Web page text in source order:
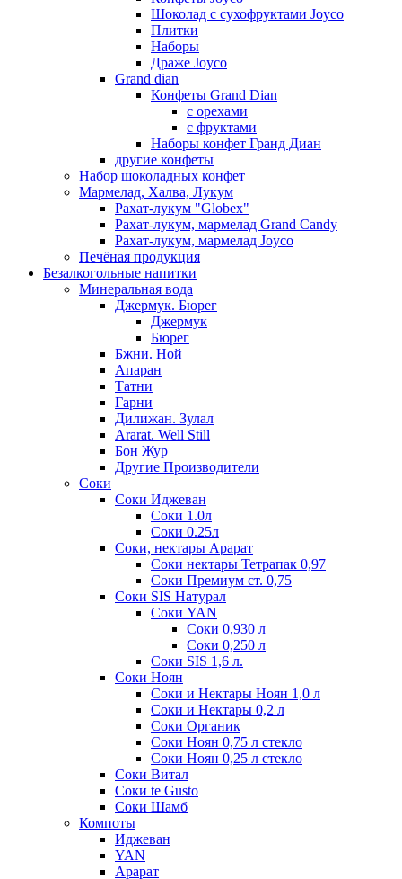
Шоколад с сухофруктами Joyco
Плитки
Наборы
Драже Joyco
Grand dian
Конфеты Grand Dian
с орехами
с фруктами
Наборы конфет Гранд Диан
другие конфеты
Набор шоколадных конфет
Мармелад, Халва, Лукум
Рахат-лукум "Globex"
Рахат-лукум, мармелад Grand Candy
Рахат-лукум, мармелад Joyco
Печёная продукция
Безалкогольные напитки
Минеральная вода
Джермук. Бюрег
Джермук
Бюрег
Бжни. Ной
Апаран
Татни
Гарни
Дилижан. Зулал
Ararat. Well Still
Бон Жур
Другие Производители
Соки
Соки Иджеван
Соки 1.0л
Соки 0.25л
Соки, нектары Арарат
Соки нектары Тетрапак 0,97
Соки Премиум ст. 0,75
Соки SIS Натурал
Соки YAN
Соки 0,930 л
Соки 0,250 л
Соки SIS 1,6 л.
Соки Ноян
Соки и Нектары Ноян 1,0 л
Соки и Нектары 0,2 л
Соки Органик
Соки Ноян 0,75 л стекло
Соки Ноян 0,25 л стекло
Соки Витал
Соки te Gusto
Соки Шамб
Компоты
Иджеван
YAN
Арарат